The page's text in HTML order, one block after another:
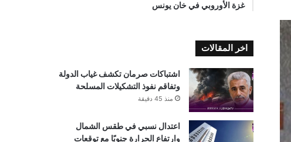
غزة الأوروبي في خان يونس
اخر المقالات
اشتباكات صرمان تكشف غياب الدولة
وتفاقم نفوذ التشكيلات المسلحة
منذ 45 دقيقة
اعتدال نسبي في طقس الشمال
وارتفاع الحرارة جنوبًا مع توقعات